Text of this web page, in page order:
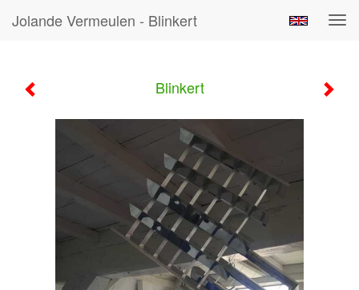
Jolande Vermeulen - Blinkert
Blinkert